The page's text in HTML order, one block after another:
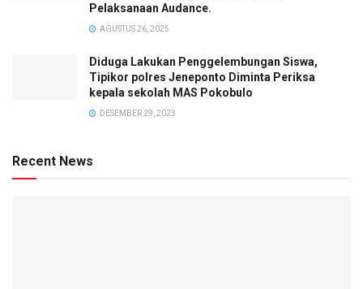
Pelaksanaan Audance.
AGUSTUS 26, 2025
Diduga Lakukan Penggelembungan Siswa,
Tipikor polres Jeneponto Diminta Periksa
kepala sekolah MAS Pokobulo
DESEMBER 29, 2023
Recent News